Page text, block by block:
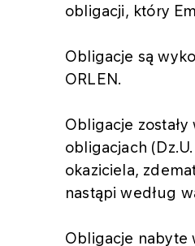
obligacji, który
Obligacje są
ORLEN.
Obligacje
obligacjach
okaziciela,
nastąpi według
Obligacje nabyte